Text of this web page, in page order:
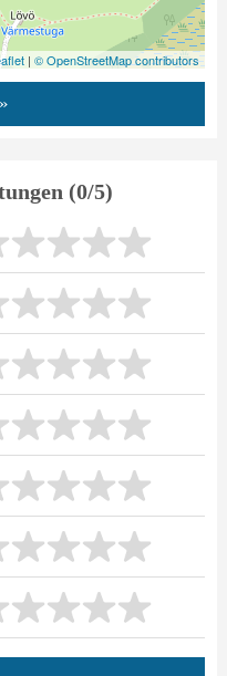
| © OpenStreetMap contributors
(0/5)